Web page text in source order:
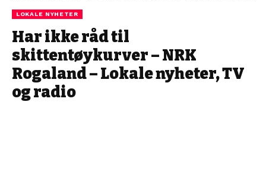
LOKALE NYHETER
Har ikke råd til
skittentøykurver – NRK
Rogaland – Lokale nyheter, TV
og radio